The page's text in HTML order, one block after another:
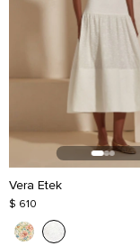
Vera Etek
$ 610